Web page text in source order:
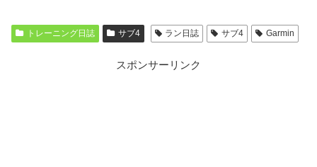
トレーニング日誌 サブ4 ラン日誌 サブ4 Garmin
スポンサーリンク